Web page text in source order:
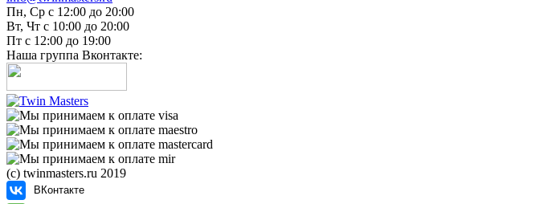
Пн, Ср с 12:00 до 20:00
Вт, Чт с 10:00 до 20:00
Пт с 12:00 до 19:00
Наша группа Вконтакте:
(с) twinmasters.ru 2019
ВКонтакте